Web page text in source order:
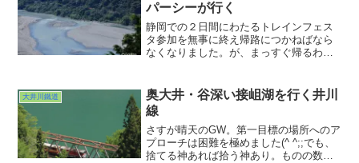
パーシーが行く
静岡での２日間にわたるトレインフェス
タ参加を無事に終え帰路につかねばなら
なくなりました。が、まっすぐ帰るわけ
い。ということでまずは大井川鐵道へ。
大井川鐵道
奥大井・谷深い接岨湖を行く井川
線
さすが晴天のGW。第一目標の場所へのア
プローチは困難を極めました(^ ^;;でも、
捨てる神あれば拾う神あり。ものの数分